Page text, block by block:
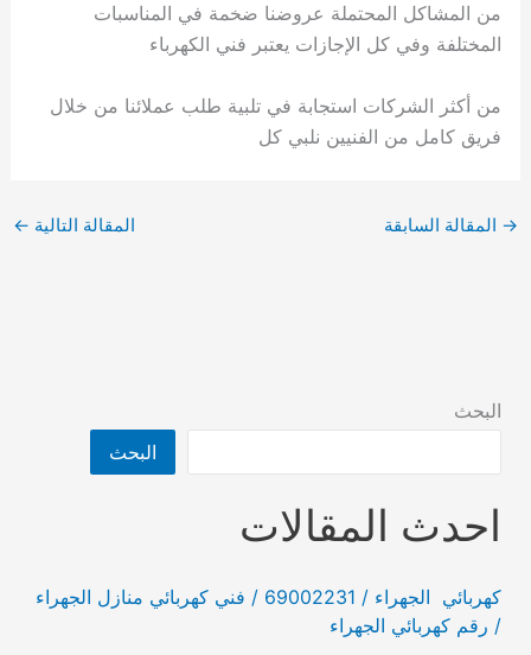
من المشاكل المحتملة عروضنا ضخمة في المناسبات
المختلفة وفي كل الإجازات يعتبر فني الكهرباء
من أكثر الشركات استجابة في تلبية طلب عملائنا من خلال
فريق كامل من الفنيين نلبي كل
→ المقالة السابقة المقالة التالية ←
البحث
البحث
احدث المقالات
كهربائي الجهراء / 69002231 / فني كهربائي منازل الجهراء
/ رقم كهربائي الجهراء